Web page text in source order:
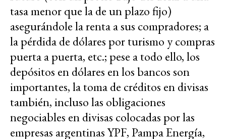
tasa menor que la de un plazo fijo)
asegurándole la renta a sus compradores; a
la pérdida de dólares por turismo y compras
puerta a puerta, etc.; pese a todo ello, los
depósitos en dólares en los bancos son
importantes, la toma de créditos en divisas
también, incluso las obligaciones
negociables en divisas colocadas por las
empresas argentinas YPF, Pampa Energía,